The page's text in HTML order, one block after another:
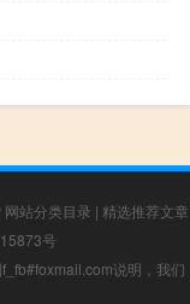
网站分类目录 | 精选推荐文章
号
说明，我们